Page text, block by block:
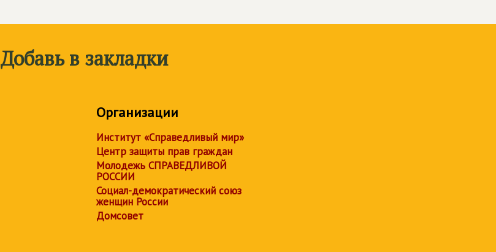
Добавь в закладки
Организации
Институт «Справедливый мир»
Центр защиты прав граждан
Молодежь СПРАВЕДЛИВОЙ
РОССИИ
Социал-демократический союз
женщин России
Домсовет